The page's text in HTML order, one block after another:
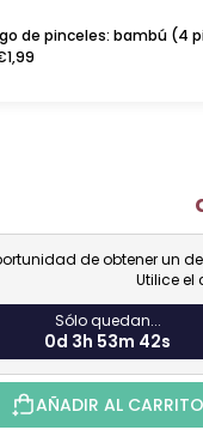
de pinceles: bambú (4
de obtener un
Utilice el
Sólo quedan...
0d 3h 53m 41s
AÑADIR AL CARRITO